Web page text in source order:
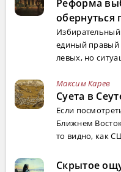
Реформа
Избирательный
единый правый
левых, но
Максим Карев
Суета в
Если
Ближнем
то видно, как
Скрытое